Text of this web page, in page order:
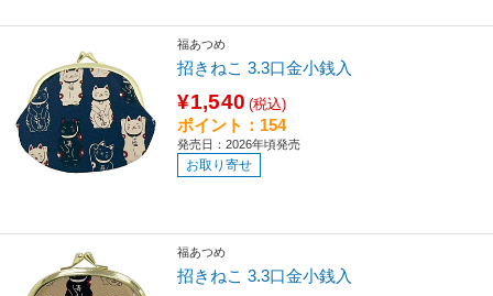
福あつめ
招きねこ 3.3口金小銭入
¥1,540 (税込)
ポイント：154
発売日：2026年頃発売
お取り寄せ
福あつめ
招きねこ 3.3口金小銭入